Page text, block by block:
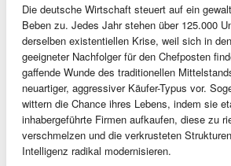
Die deutsche Wirtschaft steuert auf ein
Beben zu. Jedes Jahr stehen über 125.000
derselben existentiellen Krise, weil sich in
geeigneter Nachfolger für den Chefposten
gaffende Wunde des traditionellen
neuartiger, aggressiver Käufer-Typus vor.
wittern die Chance ihres Lebens, indem sie
inhabergeführte Firmen aufkaufen, diese zu
verschmelzen und die verkrusteten
Intelligenz radikal modernisieren.